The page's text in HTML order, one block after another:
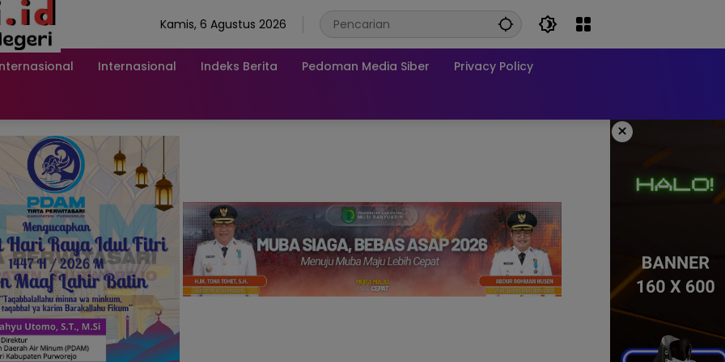
Kamis, 6 Agustus 2026
Internasional Indeks Berita Pedoman Media Siber Privacy Policy
×